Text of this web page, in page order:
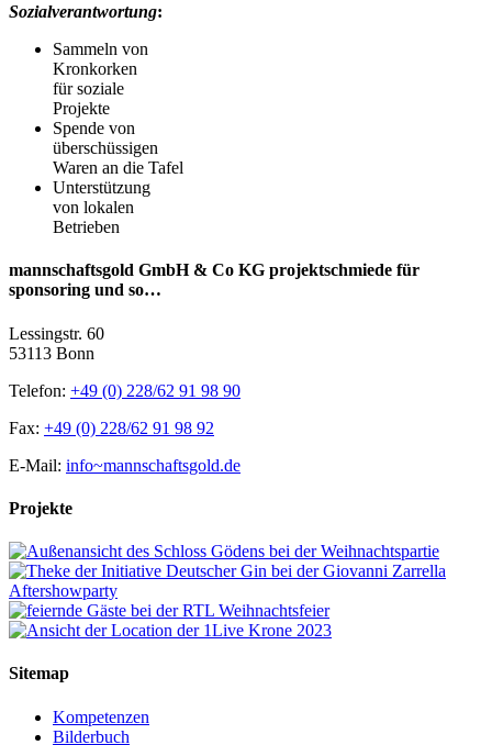
Sozialverantwortung:
Sammeln von
Kronkorken
für soziale
Projekte
Spende von
überschüssigen
Waren an die Tafel
Unterstützung
von lokalen
Betrieben
mannschaftsgold GmbH & Co KG projektschmiede für
sponsoring und so…
Lessingstr. 60
53113 Bonn
Telefon: +49 (0) 228/62 91 98 90
Fax: +49 (0) 228/62 91 98 92
E-Mail: info~mannschaftsgold.de
Projekte
Sitemap
Kompetenzen
Bilderbuch